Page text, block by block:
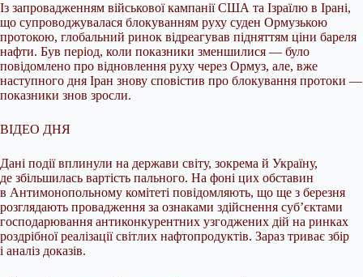
Із запровадженням військової кампанії США та Ізраїлю в Ірані,
що супроводжувалася блокуванням руху суден Ормузькою
протокою, глобальний ринок відреагував підняттям ціни бареля
нафти. Був період, коли показники зменшилися — було
повідомлено про відновлення руху через Ормуз, але, вже
наступного дня Іран знову сповістив про блокування протоки —
показники знов зросли.
ВІДЕО ДНЯ
Дані події вплинули на держави світу, зокрема й Україну,
де збільшилась вартість пального. На фоні цих обставин
в Антимонопольному комітеті повідомляють, що ще з березня
розглядають провадження за ознаками здійснення суб’єктами
господарювання антиконкурентних узгоджених дій на ринках
роздрібної реалізації світлих нафтопродуктів. Зараз триває збір
і аналіз доказів.